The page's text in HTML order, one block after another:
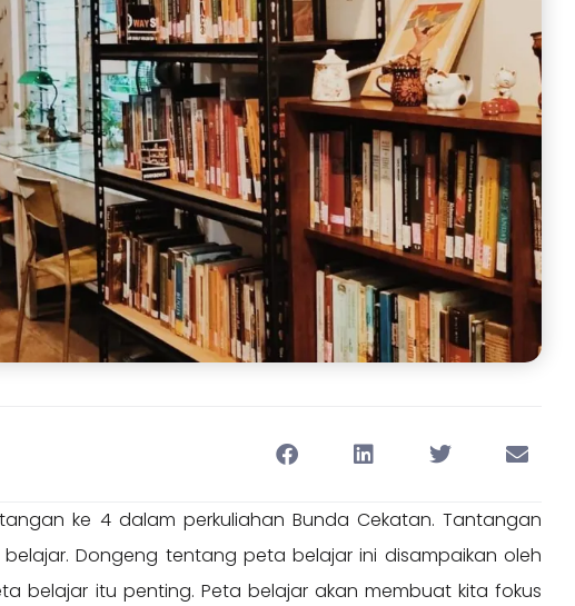
ke 4 dalam perkuliahan Bunda Cekatan. Tantangan
Dongeng tentang peta belajar ini disampaikan oleh
belajar itu penting. Peta belajar akan membuat kita fokus